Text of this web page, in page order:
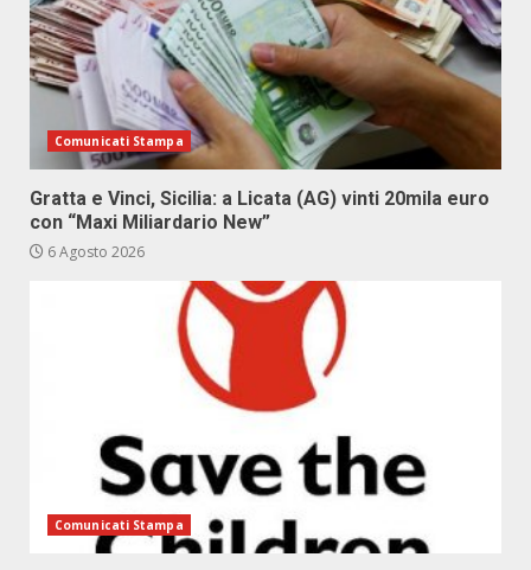
Comunicati Stampa
Gratta e Vinci, Sicilia: a Licata (AG) vinti 20mila euro
con “Maxi Miliardario New”
6 Agosto 2026
Comunicati Stampa